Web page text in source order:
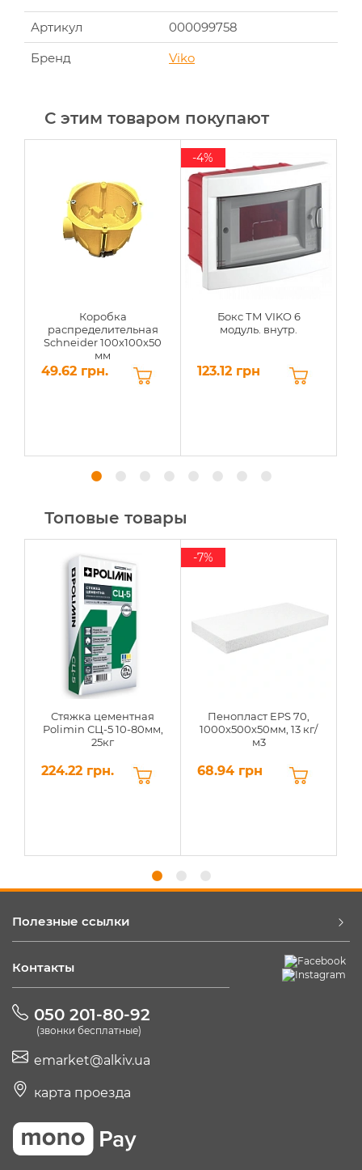
Артикул
000099758
Бренд
Viko
С этим товаром покупают
Коробка
распределительная
Schneider 100х100х50
мм
49.62 грн.
Бокс ТМ VIKO 6
модуль. внутр.
123.12 грн
-4%
Топовые товары
Стяжка цементная
Polimin СЦ-5 10-80мм,
25кг
224.22 грн.
Пенопласт EPS 70,
1000х500х50мм, 13 кг/
м3
68.94 грн
-7%
Полезные ссылки
Контакты
050 201-80-92
(звонки бесплатные)
emarket@alkiv.ua
карта проезда